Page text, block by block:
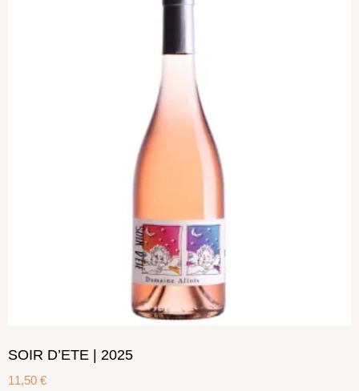
SOIR D’ETE | 2025
11,50 €